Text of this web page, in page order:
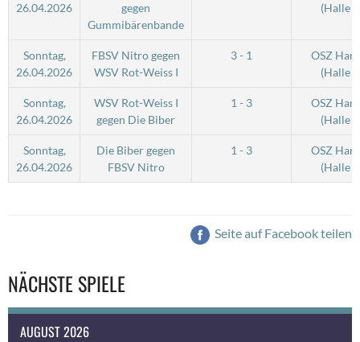
26.04.2026
gegen
Gummibärenbande
(Halle
Sonntag,
26.04.2026
FBSV Nitro gegen
WSV Rot-Weiss I
3 - 1
OSZ
(Halle
Sonntag,
26.04.2026
WSV Rot-Weiss I
gegen Die Biber
1 - 3
OSZ
(Halle
Sonntag,
26.04.2026
Die Biber gegen
FBSV Nitro
1 - 3
OSZ
(Halle
Seite auf Facebook teilen
NÄCHSTE SPIELE
AUGUST 2026